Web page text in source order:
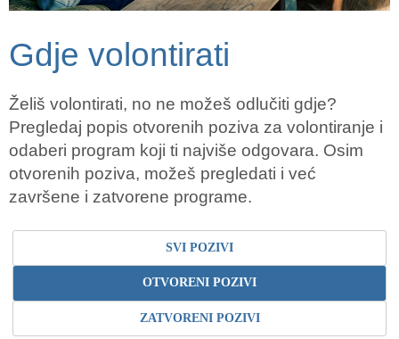
Gdje volontirati
Želiš volontirati, no ne možeš odlučiti gdje?
Pregledaj popis otvorenih poziva za volontiranje i
odaberi program koji ti najviše odgovara. Osim
otvorenih poziva, možeš pregledati i već
završene i zatvorene programe.
SVI POZIVI
OTVORENI POZIVI
ZATVORENI POZIVI